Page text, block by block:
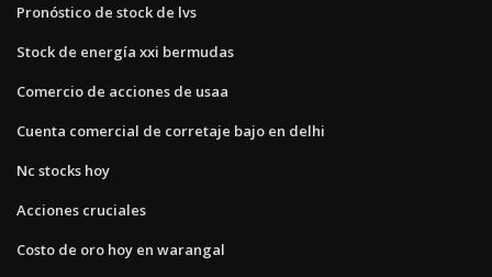
Pronóstico de stock de lvs
Stock de energía xxi bermudas
Comercio de acciones de usaa
Cuenta comercial de corretaje bajo en delhi
Nc stocks hoy
Acciones cruciales
Costo de oro hoy en warangal